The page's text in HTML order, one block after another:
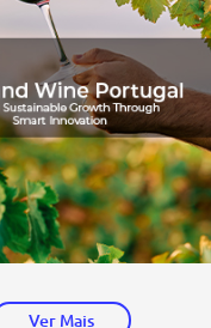
Ver Mais